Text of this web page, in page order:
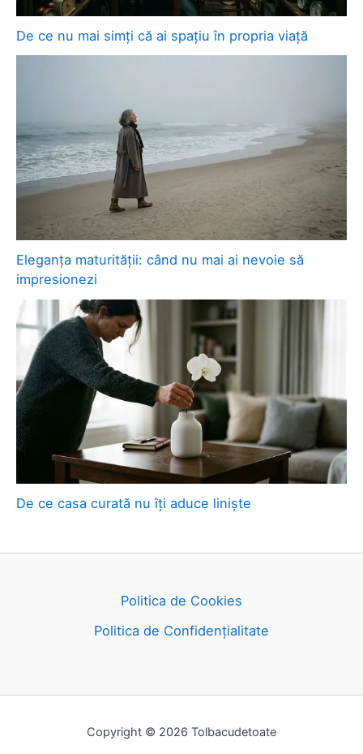
De ce nu mai simți că ai spațiu în propria viață
Eleganța maturității: când nu mai ai nevoie să
impresionezi
De ce casa curată nu îți aduce liniște
Politica de Cookies
Politica de Confidențialitate
Copyright © 2026 Tolbacudetoate